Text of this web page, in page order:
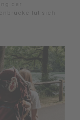
der
tut sich